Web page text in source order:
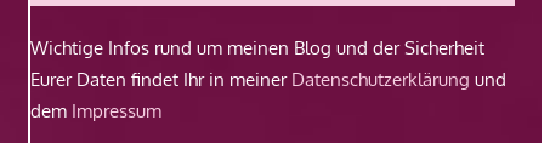
Wichtige Infos rund um meinen Blog und der Sicherheit
Eurer Daten findet Ihr in meiner Datenschutzerklärung und
dem Impressum